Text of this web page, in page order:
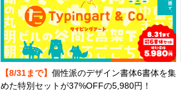
【8/31まで】 個性派のデザイン書体6書体を集
めた特別セットが37%OFFの5,980円！